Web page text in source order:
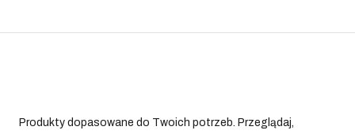
Produkty dopasowane do Twoich potrzeb. Przeglądaj,